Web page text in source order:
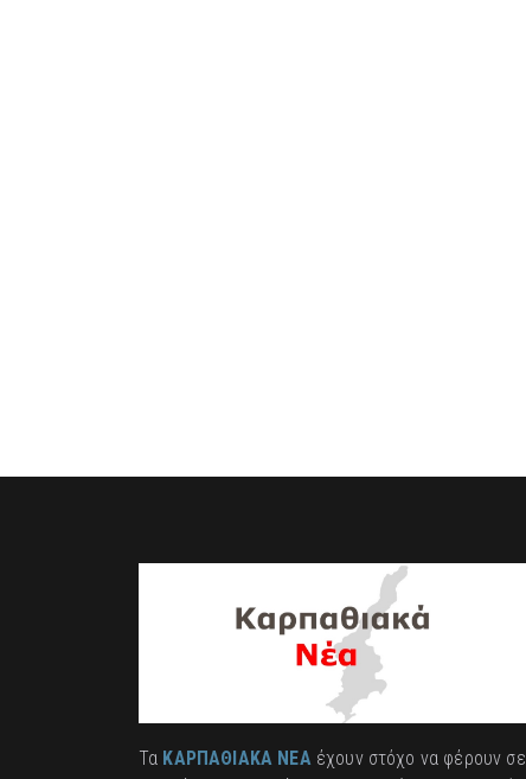
Τα ΚΑΡΠΑΘΙΑΚΑ ΝΕΑέχουν στόχο να φέρουν σε